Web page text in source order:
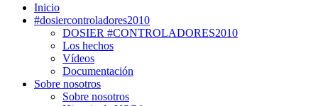
Inicio
#dosiercontroladores2010
DOSIER #CONTROLADORES2010
Los hechos
Vídeos
Documentación
Sobre nosotros
Sobre nosotros